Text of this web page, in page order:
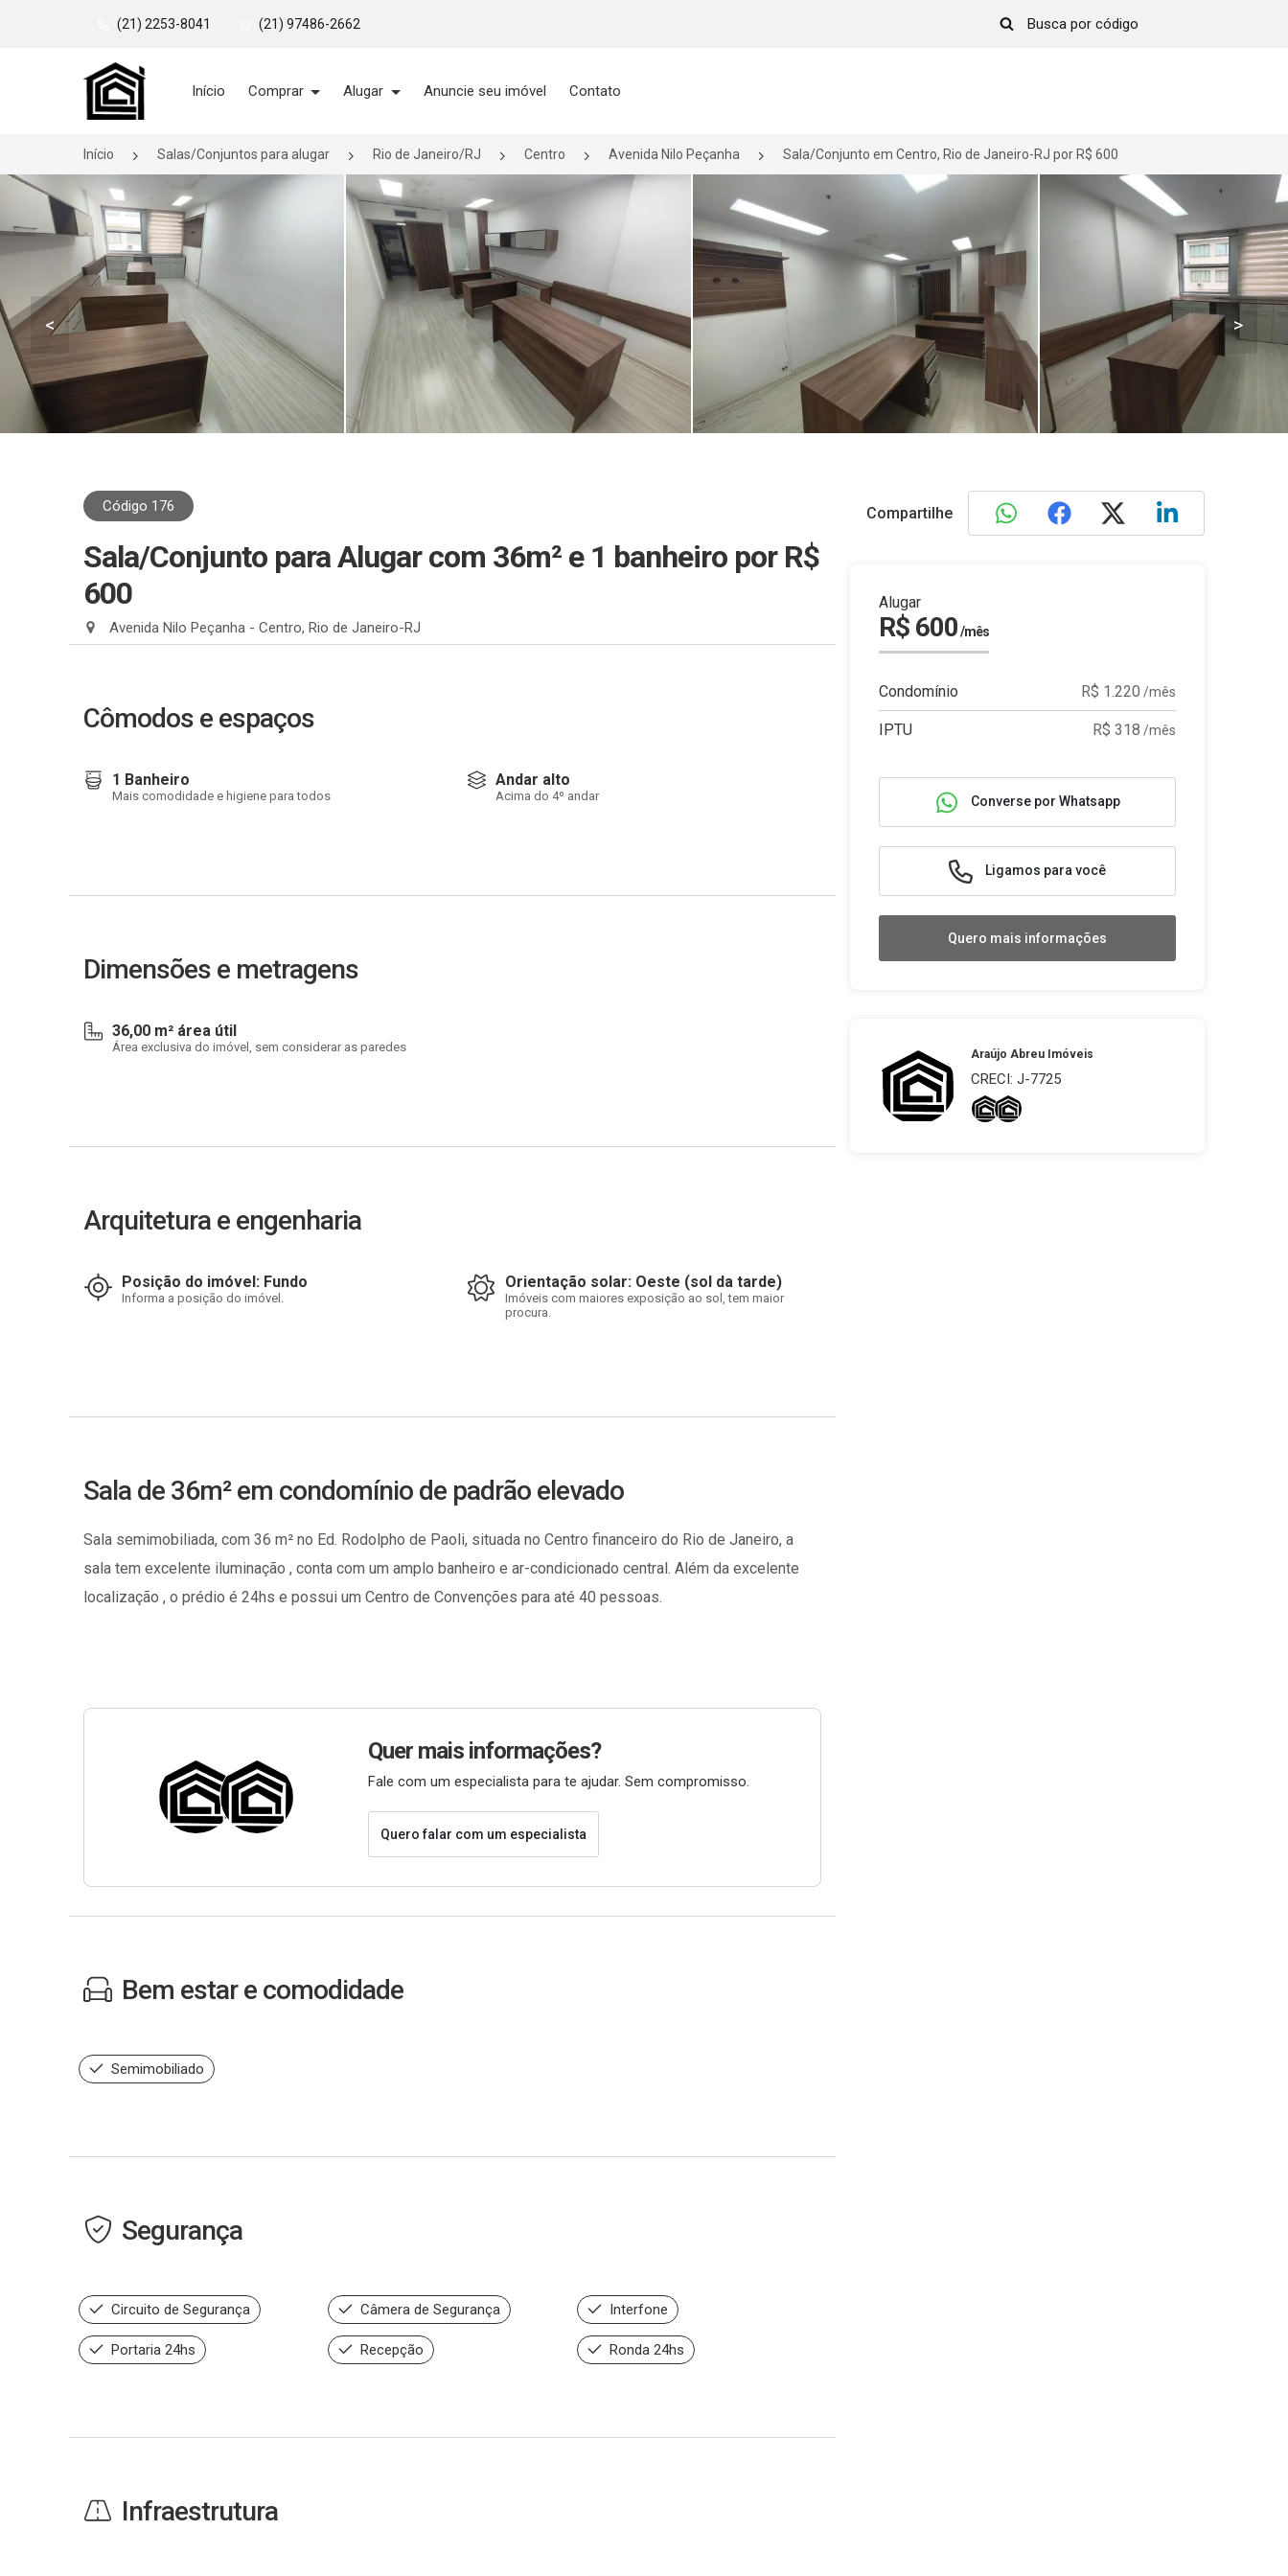
(21) 2253-8041 (21) 97486-2662
Página inicial
Início Comprar Alugar Anuncie seu imóvel Contato
Início Salas/Conjuntos para alugar Rio de Janeiro/RJ Centro Avenida Nilo Peçanha Sala/Conjunto em Centro, Rio de Janeiro-RJ por R$ 600
< >
Código 176
Sala/Conjunto para Alugar com 36m² e 1 banheiro por R$
600
Avenida Nilo Peçanha - Centro, Rio de Janeiro-RJ
Cômodos e espaços
1 Banheiro
Mais comodidade e higiene para todos
Andar alto
Acima do 4º andar
Dimensões e metragens
36,00 m² área útil
Área exclusiva do imóvel, sem considerar as paredes
Arquitetura e engenharia
Posição do imóvel: Fundo
Informa a posição do imóvel.
Orientação solar: Oeste (sol da tarde)
Imóveis com maiores exposição ao sol, tem maior
procura.
Sala de 36m² em condomínio de padrão elevado
Sala semimobiliada, com 36 m² no Ed. Rodolpho de Paoli, situada no Centro financeiro do Rio de Janeiro, a
sala tem excelente iluminação , conta com um amplo banheiro e ar-condicionado central. Além da excelente
localização , o prédio é 24hs e possui um Centro de Convenções para até 40 pessoas.
Quer mais informações?
Fale com um especialista para te ajudar. Sem compromisso.
Quero falar com um especialista
Bem estar e comodidade
Semimobiliado
Segurança
Circuito de Segurança Câmera de Segurança Interfone
Portaria 24hs Recepção Ronda 24hs
Infraestrutura
Compartilhe
Alugar
R$ 600/mês
Condomínio R$ 1.220 /mês
IPTU R$ 318 /mês
Converse por Whatsapp
Ligamos para você
Quero mais informações
Araújo Abreu Imóveis
CRECI: J-7725